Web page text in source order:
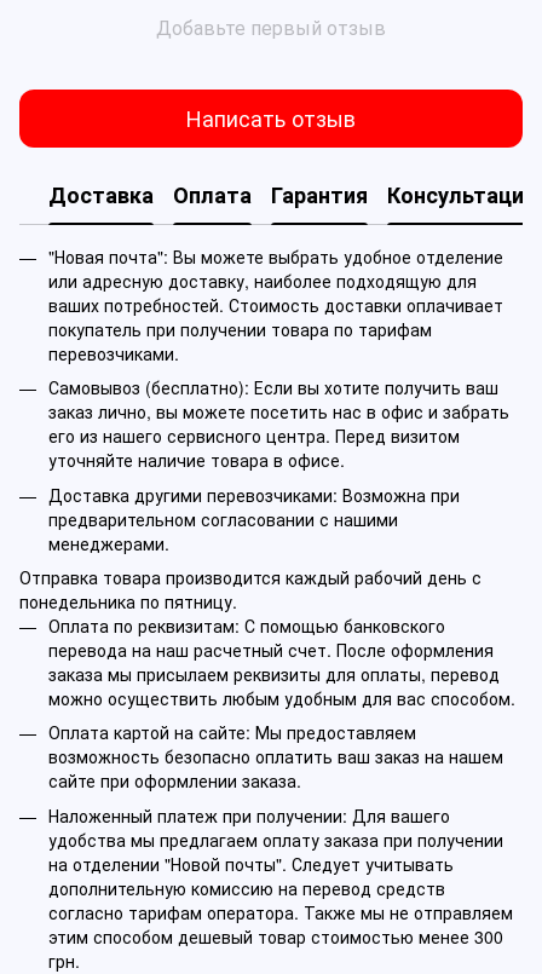
Добавьте первый отзыв
Написать отзыв
Доставка Оплата Гарантия Консультация
"Новая почта": Вы можете выбрать удобное отделение
или адресную доставку, наиболее подходящую для
ваших потребностей. Стоимость доставки оплачивает
покупатель при получении товара по тарифам
перевозчиками.
Самовывоз (бесплатно): Если вы хотите получить ваш
заказ лично, вы можете посетить нас в офис и забрать
его из нашего сервисного центра. Перед визитом
уточняйте наличие товара в офисе.
Доставка другими перевозчиками: Возможна при
предварительном согласовании с нашими
менеджерами.
Отправка товара производится каждый рабочий день с
понедельника по пятницу.
Оплата по реквизитам: С помощью банковского
перевода на наш расчетный счет. После оформления
заказа мы присылаем реквизиты для оплаты, перевод
можно осуществить любым удобным для вас способом.
Оплата картой на сайте: Мы предоставляем
возможность безопасно оплатить ваш заказ на нашем
сайте при оформлении заказа.
Наложенный платеж при получении: Для вашего
удобства мы предлагаем оплату заказа при получении
на отделении "Новой почты". Следует учитывать
дополнительную комиссию на перевод средств
согласно тарифам оператора. Также мы не отправляем
этим способом дешевый товар стоимостью менее 300
грн.